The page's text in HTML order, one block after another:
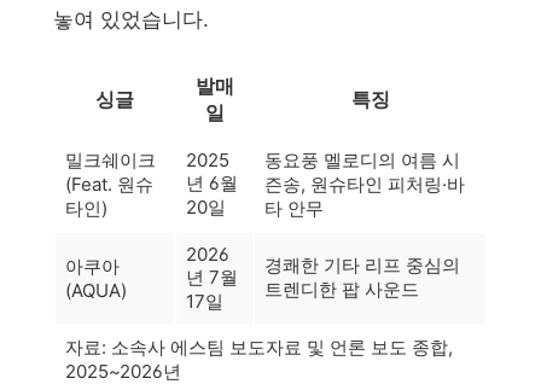
놓여 있었습니다.
싱글
발매
일
특징
밀크쉐이크
(Feat. 원슈
타인)
2025
년 6월
20일
동요풍 멜로디의 여름 시
즌송, 원슈타인 피처링·바
타 안무
아쿠아
(AQUA)
2026
년 7월
17일
경쾌한 기타 리프 중심의
트렌디한 팝 사운드
자료: 소속사 에스팀 보도자료 및 언론 보도 종합,
2025~2026년